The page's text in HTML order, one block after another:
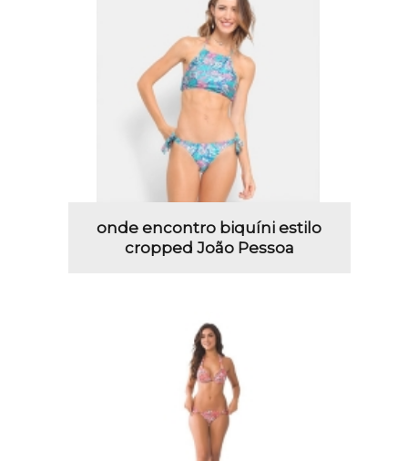
onde encontro biquíni estilo
cropped João Pessoa